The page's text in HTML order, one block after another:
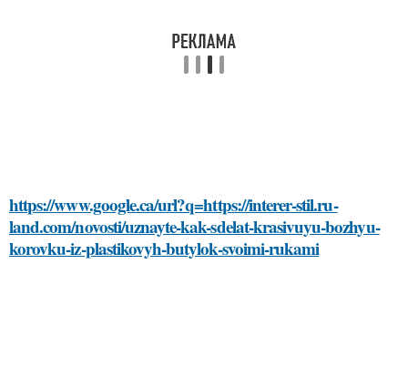
https://www.google.ca/url?q=https://interer-stil.ru-
land.com/novosti/uznayte-kak-sdelat-krasivuyu-bozhyu-
korovku-iz-plastikovyh-butylok-svoimi-rukami